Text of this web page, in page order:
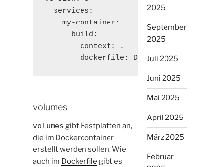
  services:
    my-container:
      build:
        context: .
        dockerfile: Dockerfile
volumes
volumes gibt Festplatten an,
die im Dockercontainer
erstellt werden sollen. Wie
auch im Dockerfile gibt es
2025
September
2025
Juli 2025
Juni 2025
Mai 2025
April 2025
März 2025
Februar